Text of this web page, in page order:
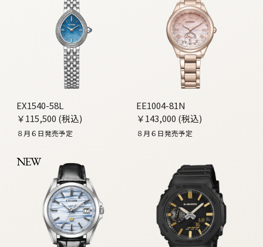
EX1540-58L
￥115,500 (税込)
８月６日発売予定
EE1004-81N
￥143,000 (税込)
８月６日発売予定
NEW